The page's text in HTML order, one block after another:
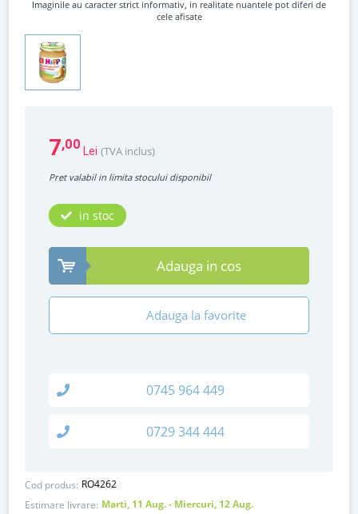
Imaginile au caracter strict informativ, in realitate nuantele pot diferi de
cele afisate
Cod produs: RO4262
Estimare livrare: Marti, 11 Aug. - Miercuri, 12 Aug.
7,00 Lei (TVA inclus)
Pret valabil in limita stocului disponibil
in stoc
Adauga in cos
Adauga la favorite
0745 964 449
0729 344 444